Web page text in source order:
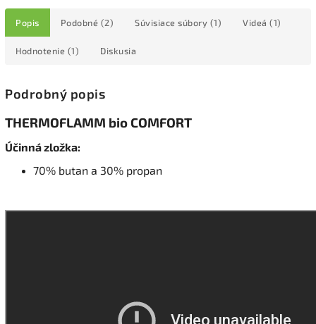
Popis Podobné (2) Súvisiace súbory (1) Videá (1)
Hodnotenie (1) Diskusia
Podrobný popis
THERMOFLAMM bio COMFORT
Účinná zložka:
70% butan a 30% propan